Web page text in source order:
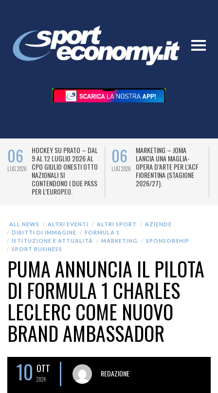
06
LUG 2026
HOCKEY SU PRATO – DAL
9 AL 12 LUGLIO 2026 AL
CPO GIULIO ONESTI OTTO
NAZIONALI SI
CONTENDONO I DUE PASS
PER L’EUROPEO.
06
LUG 2026
MARKETING – JOMA
LANCIA UNA MAGLIA-
OPERA D’ARTE PER L’ACF
FIORENTINA (STAGIONE
2026/27).
ALL NEWS ALTRI EVENTI ALTRI SPORT
AZIENDE
DIRITTI DI IMMAGINE
FORMULA 1
ISTITUZIONE E ATTUALITÀ
MARKETING
SPONSORSHIP
SPORT BUSINESS
PUMA ANNUNCIA IL PILOTA
DI FORMULA 1 CHARLES
LECLERC COME NUOVO
BRAND AMBASSADOR
10 OTT
2024
REDAZIONE